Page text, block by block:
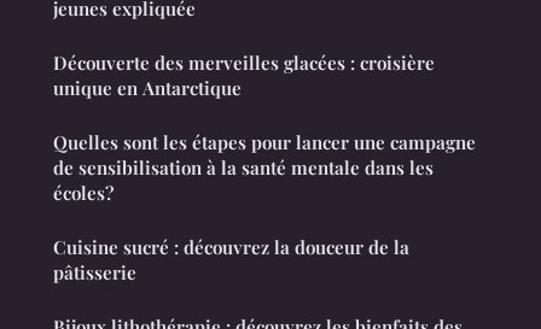
jeunes expliquée
Découverte des merveilles glacées : croisière
unique en Antarctique
Quelles sont les étapes pour lancer une campagne
de sensibilisation à la santé mentale dans les
écoles?
Cuisine sucré : découvrez la douceur de la
pâtisserie